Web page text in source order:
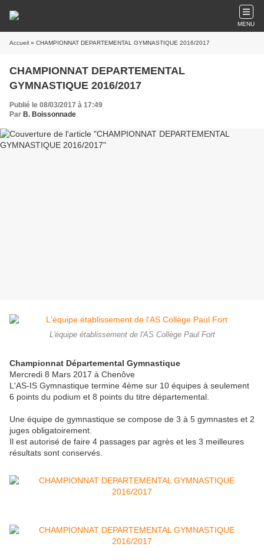
MENU
Accueil » CHAMPIONNAT DEPARTEMENTAL GYMNASTIQUE 2016/2017
CHAMPIONNAT DEPARTEMENTAL
GYMNASTIQUE 2016/2017
Publié le 08/03/2017 à 17:49
Par B. Boissonnade
L'équipe établissement de l'AS Collège Paul Fort
Championnat Départemental Gymnastique
Mercredi 8 Mars 2017 à Chenôve
L'AS-IS Gymnastique termine 4ème sur 10 équipes à seulement
6 points du podium et 8 points du titre départemental.
Une équipe de gymnastique se compose de 3 à 5 gymnastes et 2
juges obligatoirement.
Il est autorisé de faire 4 passages par agrès et les 3 meilleures
résultats sont conservés.